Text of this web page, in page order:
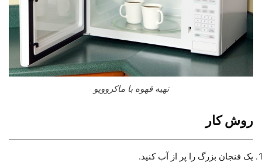
تهیه قهوه با ماکروویو
روش کار
یک فنجان بزرگ را پر از آب کنید.